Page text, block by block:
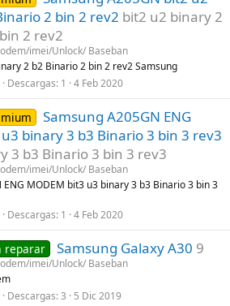
t
r
l
a
2 bin 2 rev2 bit2 u2 binary 2
2 rev2
imei/Unlock/ Baseban
2 b2 Binario 2 bin 2 rev2 Samsung
0
s
r
Descargas 1 4 Feb 2020
Samsung A205GN ENG
binary 3 b3 Binario 3 bin 3 rev3
3 b3 Binario 3 bin 3 rev3
imei/Unlock/ Baseban
ENG MODEM bit3 u3 binary 3 b3 Binario 3 bin 3
0
r
Descargas 1 4 Feb 2020
reparar Samsung Galaxy A30 9
imei/Unlock/ Baseban
0 Descargas 3 5 Dic 2019